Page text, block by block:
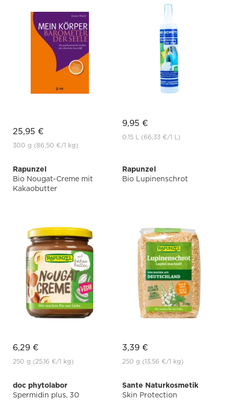
25,95 €
300 g (86,50 €/1 kg)
9,95 €
0.15 L (66,33 €/1 L)
Rapunzel
Bio Nougat-Creme mit
Kakaobutter
6,29 €
250 g (25,16 €/1 kg)
Rapunzel
Bio Lupinenschrot
3,39 €
250 g (13,56 €/1 kg)
doc phytolabor
Spermidin plus, 30
Sante Naturkosmetik
Skin Protection